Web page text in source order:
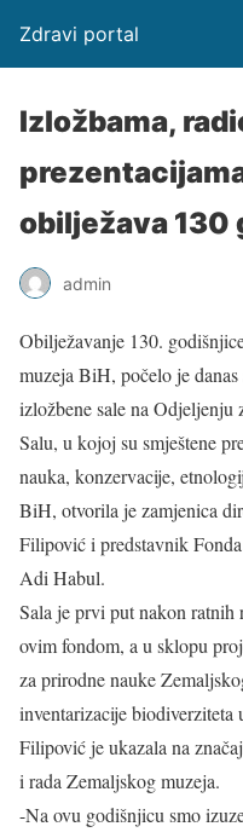
Zdravi portal
Izložbama,
obilježava 130
admin
Obilježavanje 130.
muzeja BiH, počelo je
izložbene sale na Odjeljenju
Salu, u kojoj su smještene
nauka, konzervacije,
BiH, otvorila je zamjenica
Filipović i predstavnik
Adi Habul.
Sala je prvi put nakon ratnih
ovim fondom, a u sklopu
za prirodne nauke
inventarizacije biodiverziteta
Filipović je ukazala na
i rada Zemaljskog muzeja.
-Na ovu godišnjicu smo